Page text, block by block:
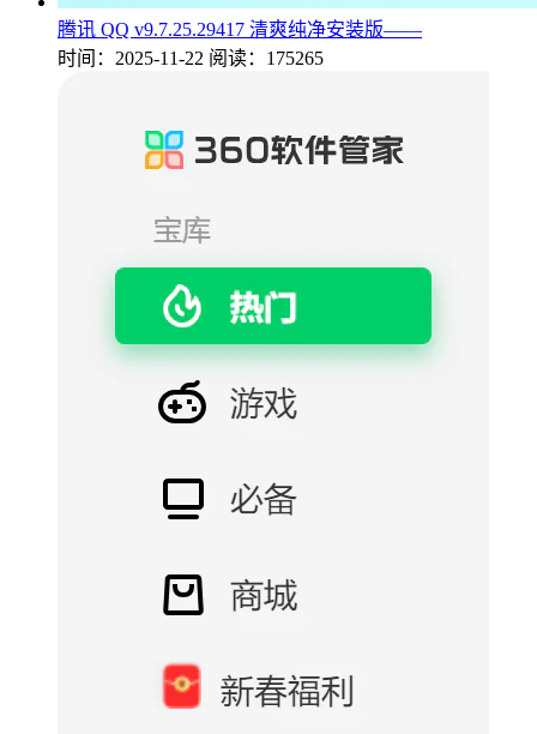
腾讯 QQ v9.7.25.29417 清爽纯净安装版——
时间：2025-11-22 阅读：175265